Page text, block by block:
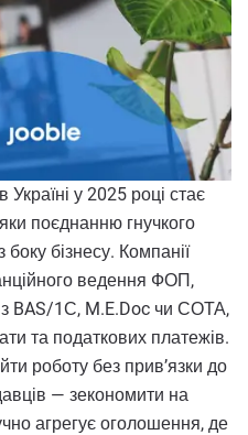
у 2025 році стає
поєднанню гнучкого
бізнесу. Компанії
ведення ФОП,
з BAS/1С, M.E.Doc чи СОТА,
та податкових платежів.
роботу без прив’язки до
— зекономити на
агрегує оголошення, де